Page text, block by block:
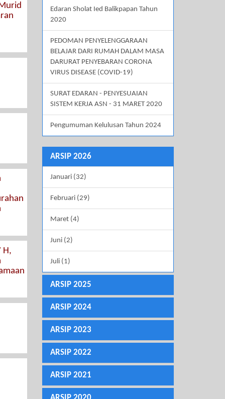
H,
Edaran Sholat Ied Balikpapan Tahun
2020
PEDOMAN PENYELENGGARAAN
BELAJAR DARI RUMAH DALAM MASA
DARURAT PENYEBARAN CORONA
VIRUS DISEASE (COVID-19)
SURAT EDARAN - PENYESUAIAN
SISTEM KERJA ASN - 31 MARET 2020
Pengumuman Kelulusan Tahun 2024
ARSIP 2026
Januari (32)
Februari (29)
Maret (4)
Juni (2)
Juli (1)
ARSIP 2025
ARSIP 2024
ARSIP 2023
ARSIP 2022
ARSIP 2021